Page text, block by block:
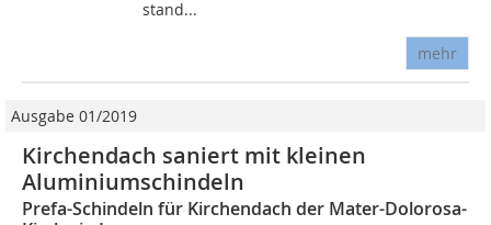
stand...
mehr
Ausgabe 01/2019
Kirchendach saniert mit kleinen
Aluminiumschindeln
Prefa-Schindeln für Kirchendach der Mater-Dolorosa-